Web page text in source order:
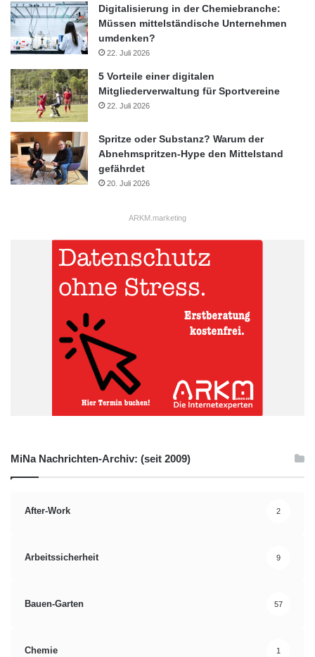
Digitalisierung in der Chemiebranche:
Müssen mittelständische Unternehmen
umdenken?
22. Juli 2026
5 Vorteile einer digitalen
Mitgliederverwaltung für Sportvereine
22. Juli 2026
Spritze oder Substanz? Warum der
Abnehmspritzen-Hype den Mittelstand
gefährdet
20. Juli 2026
ARKM.marketing
MiNa Nachrichten-Archiv: (seit 2009)
After-Work 2
Arbeitssicherheit 9
Bauen-Garten 57
Chemie 1